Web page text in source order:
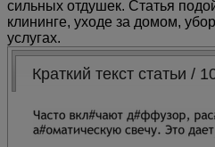
сильных отдушек. Статья
клининге, уходе за домом,
услугах.
Краткий текст статьи /